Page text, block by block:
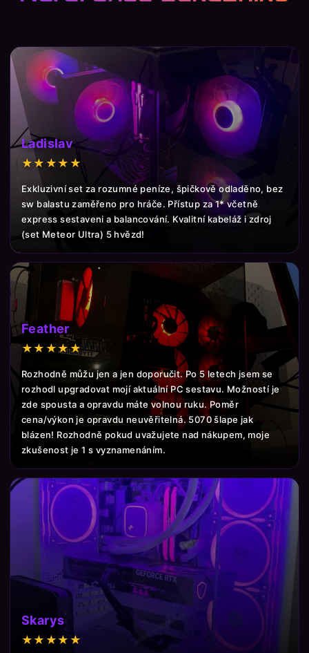
Ladislav
★★★★★
Exkluzivní set za rozumné peníze, špičkově odladěno, bez
sw balastu zaměřeno pro hráče. Přístup za 1* včetně
express sestaveni a balancování. Kvalitní kabeláž i zdroj
(set Meteor Ultra) 5 hvězd!
Feather
★★★★★
Rozhodně můžu jen a jen doporučit. Po 5 letech jsem se
rozhodl upgradovat mojí aktuální PC sestavu. Možností je
zde spousta a opravdu máte volnou ruku. Poměr
cena/výkon je opravdu neuvěřitelná. 5070 šlape jak
blázen! Rozhodně pokud uvažujete nad nákupem, moje
zkušenost je 1 s vyznamenáním.
Skarys
★★★★★